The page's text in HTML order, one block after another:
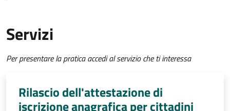
Servizi
Per presentare la pratica accedi al servizio che ti interessa
Rilascio dell'attestazione di
iscrizione anagrafica per cittadini